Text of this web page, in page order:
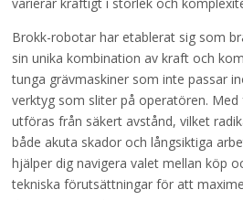
Brokk-robotar har etablerat sig som
sin unika kombination av kraft och
tunga grävmaskiner som inte passar
verktyg som sliter på operatören.
utföras från säkert avstånd, vilket
både akuta skador och långsiktiga
hjälper dig navigera valet mellan köp
tekniska förutsättningar för att